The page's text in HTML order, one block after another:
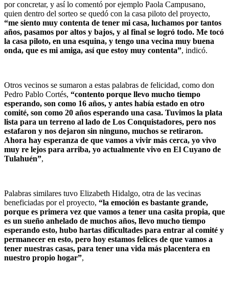
por concretar, y así lo comentó por ejemplo Paola Campusano,
quien dentro del sorteo se quedó con la casa piloto del proyecto,
“me siento muy contenta de tener mi casa, luchamos por tantos
años, pasamos por altos y bajos, y al final se logró todo. Me tocó
la casa piloto, en una esquina, y tengo una vecina muy buena
onda, que es mi amiga, así que estoy muy contenta”, indicó.
Otros vecinos se sumaron a estas palabras de felicidad, como don
Pedro Pablo Cortés, “contento porque llevo mucho tiempo
esperando, son como 16 años, y antes había estado en otro
comité, son como 20 años esperando una casa. Tuvimos la plata
lista para un terreno al lado de Los Conquistadores, pero nos
estafaron y nos dejaron sin ninguno, muchos se retiraron.
Ahora hay esperanza de que vamos a vivir más cerca, yo vivo
muy re lejos para arriba, yo actualmente vivo en El Cuyano de
Tulahuén”,
Palabras similares tuvo Elizabeth Hidalgo, otra de las vecinas
beneficiadas por el proyecto, “la emoción es bastante grande,
porque es primera vez que vamos a tener una casita propia, que
es un sueño anhelado de muchos años, llevo mucho tiempo
esperando esto, hubo hartas dificultades para entrar al comité y
permanecer en esto, pero hoy estamos felices de que vamos a
tener nuestras casas, para tener una vida más placentera en
nuestro propio hogar”,